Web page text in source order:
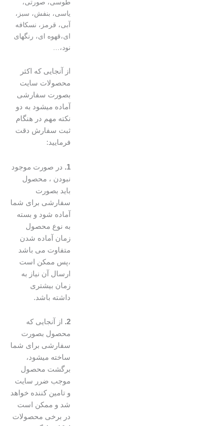
طوسی، صورتی،
یاسی، بنفش، سبز،
آبی، قرمز، نسکافه
ای،قهوه ای، رنگهای
از آنجایی که اکثر
محصولات سایت
بصورت سفارشی
آماده میشود به دو
نکته مهم در هنگام
ثبت سفارش دقت
فرمایید:
در صورت موجود
نبودن ، محصول
باید بصورت
سفارشی برای شما
آماده شود و بسته
به نوع محصول
زمان آماده شدن
متفاوت می باشد
،پس ممکن است
ارسال آن نیاز به
زمان بیشتری
داشته باشد.
از آنجایی که
محصول بصورت
سفارشی برای شما
ساخته میشود،
برگشت محصول
موجب ضرر سایت
و تامین کننده خواهد
شد و ممکن است
در برخی محصولات